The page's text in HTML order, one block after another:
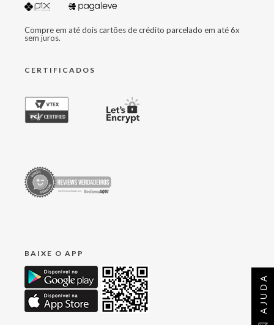
AJUDA
Compre em até dois cartões de crédito parcelado em até 6x
sem juros.
CERTIFICADOS
BAIXE O APP